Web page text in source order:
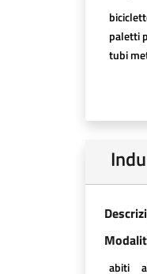
paletti
tubi
abiti